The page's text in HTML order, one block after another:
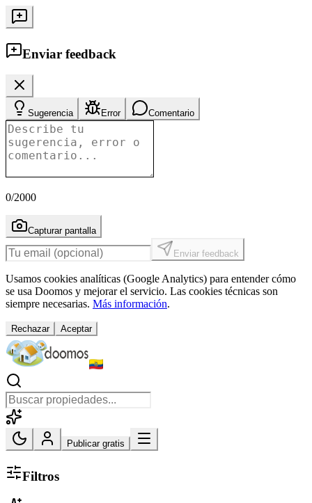
Enviar feedback
Sugerencia Error Comentario
0/2000
Capturar pantalla
Enviar feedback
Usamos cookies analíticas (Google Analytics) para entender cómo
se usa Doomos y mejorar el servicio. Las cookies técnicas son
siempre necesarias. Más información.
Rechazar Aceptar
Publicar gratis
Filtros